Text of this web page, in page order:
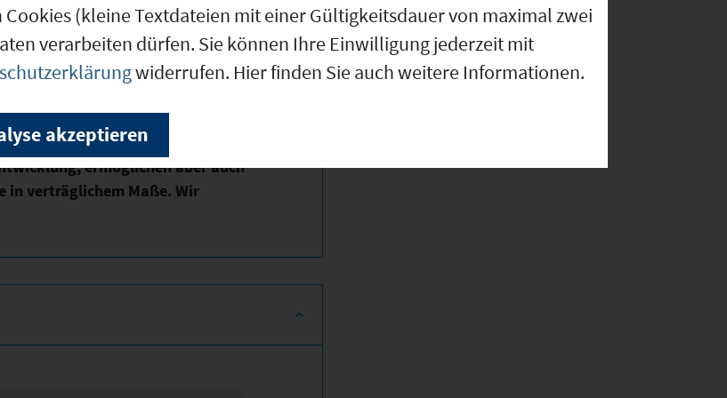
Gewerbe, Infrastruktur
kleine und dezentrale
ermöglichen aber auch
in verträg­lichem Maße. Wir
(kleine Textdateien mit einer Gültigkeitsdauer von maximal zwei
verarbeiten dürfen. Sie können Ihre Einwilligung jederzeit mit
widerrufen. Hier finden Sie auch weitere Informationen.
akzeptieren